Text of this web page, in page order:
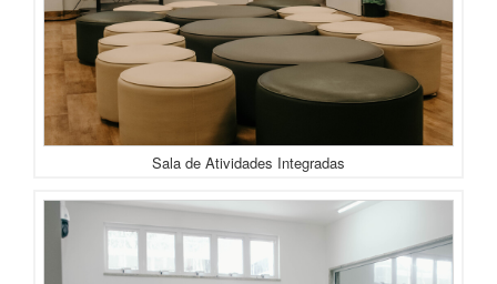
Sala de Atividades Integradas